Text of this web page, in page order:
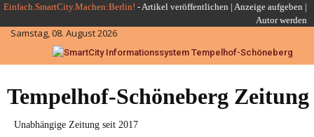
Skip
to
content
Einfach.SmartCity.Machen:Berlin! -Artikel veröffentlichen | Anzeige aufgeben |
Autor werden
Samstag, 08. August 2026
Tempelhof-Schöneberg Zeitung
Unabhängige Zeitung seit 2017